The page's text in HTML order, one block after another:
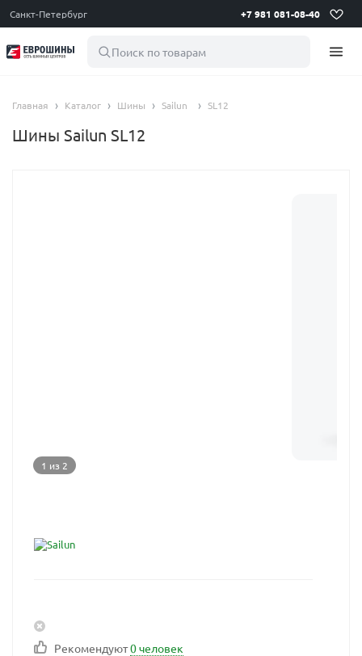
Санкт-Петербург +7 981 081-08-40
Поиск по товарам
Главная Каталог Шины Sailun SL12
Шины Sailun SL12
1 из 2
Рекомендуют0 человек